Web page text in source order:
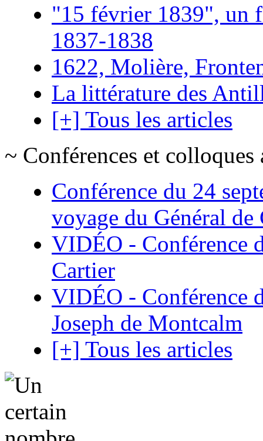
"15 février 1839", un
1837-1838
1622, Molière,
La littérature des
[+] Tous les articles
~ Conférences et
Conférence du 24
voyage du Général
VIDÉO - Conférence
Cartier
VIDÉO - Conférence
Joseph de Montcalm
[+] Tous les articles